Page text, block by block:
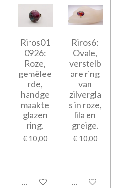
Riros01
0926:
Roze,
gemêlee
rde,
handge
maakte
glazen
ring.
€ 10,00
In winkelwagen
Riros6:
Ovale,
verstelb
are ring
van
zilvergla
s in roze,
lila en
greige.
€ 10,00
In winkelwagen